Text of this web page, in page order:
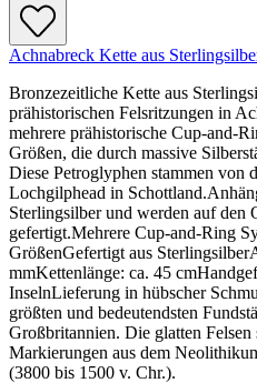
Achnabreck Kette aus
Bronzezeitliche Kette aus
prähistorischen Felsritzungen in
mehrere prähistorische Cup-and-
Größen, die durch massive
Diese Petroglyphen stammen von
Lochgilphead in
Sterlingsilber und werden auf den
gefertigt.Mehrere Cup-and-Ring
GrößenGefertigt aus
mmKettenlänge: ca. 45
InselnLieferung in hübscher
größten und bedeutendsten
Großbritannien. Die glatten
Markierungen aus dem
(3800 bis 1500 v. Chr.).